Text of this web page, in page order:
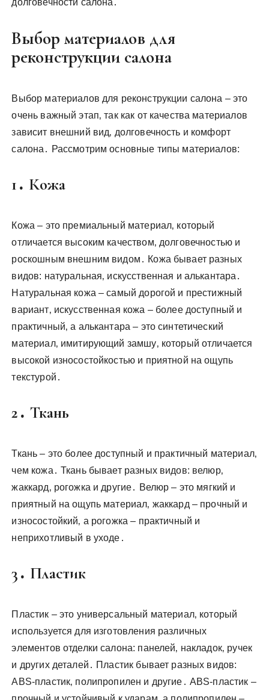
долговечности салона․
Выбор материалов для
реконструкции салона
Выбор материалов для реконструкции салона – это
очень важный этап‚ так как от качества материалов
зависит внешний вид‚ долговечность и комфорт
салона․ Рассмотрим основные типы материалов:
1․ Кожа
Кожа – это премиальный материал‚ который
отличается высоким качеством‚ долговечностью и
роскошным внешним видом․ Кожа бывает разных
видов: натуральная‚ искусственная и алькантара․
Натуральная кожа – самый дорогой и престижный
вариант‚ искусственная кожа – более доступный и
практичный‚ а алькантара – это синтетический
материал‚ имитирующий замшу‚ который отличается
высокой износостойкостью и приятной на ощупь
текстурой․
2․ Ткань
Ткань – это более доступный и практичный материал‚
чем кожа․ Ткань бывает разных видов: велюр‚
жаккард‚ рогожка и другие․ Велюр – это мягкий и
приятный на ощупь материал‚ жаккард – прочный и
износостойкий‚ а рогожка – практичный и
неприхотливый в уходе․
3․ Пластик
Пластик – это универсальный материал‚ который
используется для изготовления различных
элементов отделки салона: панелей‚ накладок‚ ручек
и других деталей․ Пластик бывает разных видов:
ABS-пластик‚ полипропилен и другие․ ABS-пластик –